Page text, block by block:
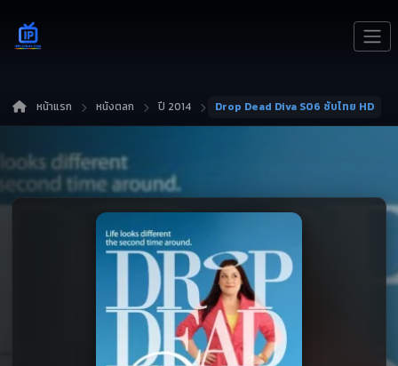
หน้าแรก หนังตลก ปี 2014 Drop Dead Diva S06 ซับไทย HD